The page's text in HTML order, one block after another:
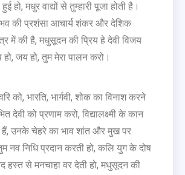
मधुर वाद्यों से तुम्हारी पूजा होती है।
की प्रशंसा आचार्य शंकर और देशिक
में की है, मधुसूदन की प्रिय हे देवी विजय
हो, जय हो, तुम मेरा पालन करो।
को, भारति, भार्गवी, शोक का विनाश करने
देवी को प्रणाम करो, विद्यालक्ष्मी के कान
हैं, उनके चेहरे का भाव शांत और मुख पर
नव निधि प्रदान करती हो, कलि युग के दोष
हस्त से मनचाहा वर देती हो, मधुसूदन की